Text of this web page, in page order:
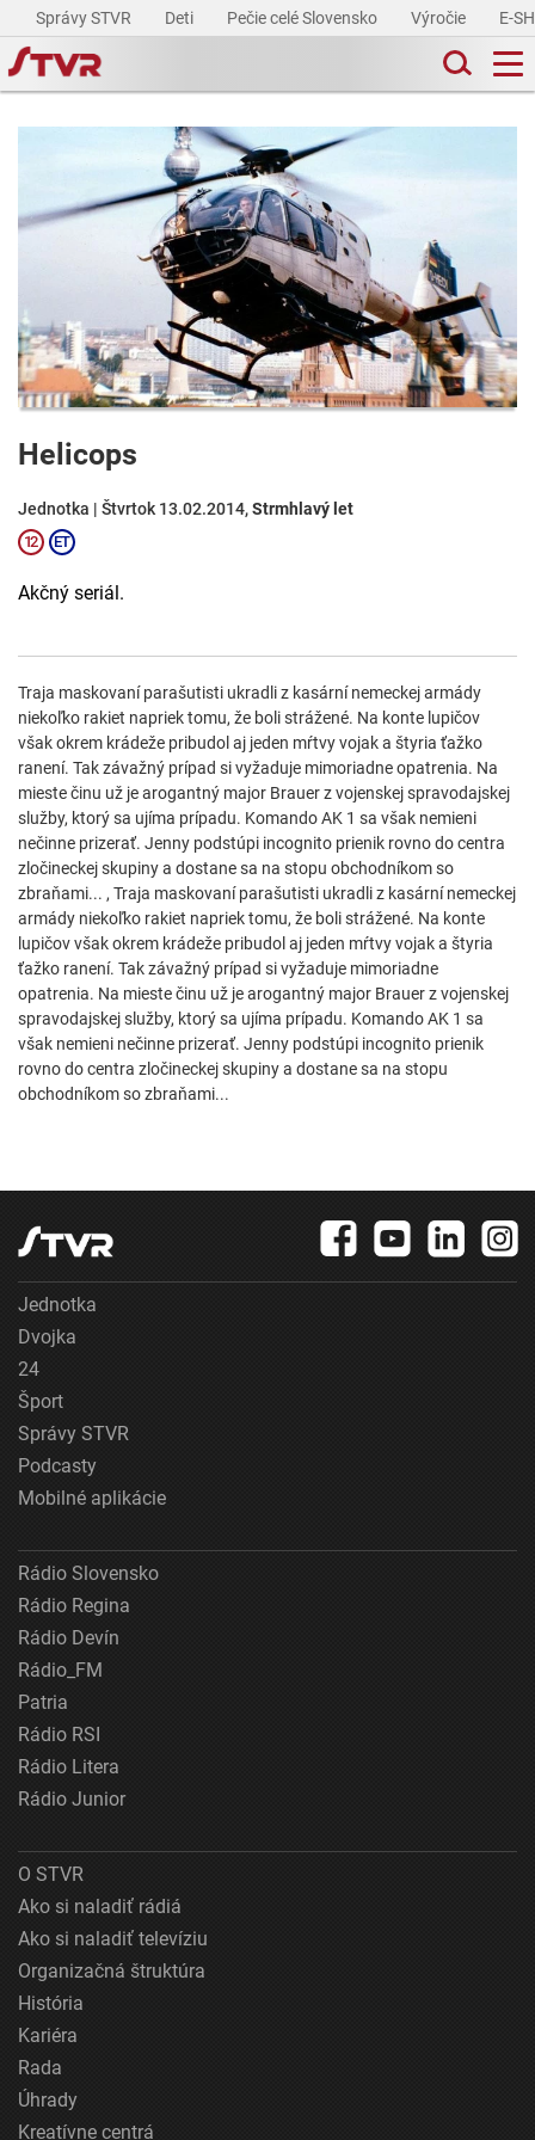
Správy STVR Deti Pečie celé Slovensko Výročie E-
Helicops
Jednotka | Štvrtok 13.02.2014,Strmhlavý let
Akčný seriál.
Traja maskovaní parašutisti ukradli z kasární nemeckej armády
niekoľko rakiet napriek tomu, že boli strážené. Na konte lupičov
však okrem krádeže pribudol aj jeden mŕtvy vojak a štyria ťažko
ranení. Tak závažný prípad si vyžaduje mimoriadne opatrenia. Na
mieste činu už je arogantný major Brauer z vojenskej spravodajskej
služby, ktorý sa ujíma prípadu. Komando AK 1 sa však nemieni
nečinne prizerať. Jenny podstúpi incognito prienik rovno do centra
zločineckej skupiny a dostane sa na stopu obchodníkom so
zbraňami... , Traja maskovaní parašutisti ukradli z kasární nemeckej
armády niekoľko rakiet napriek tomu, že boli strážené. Na konte
lupičov však okrem krádeže pribudol aj jeden mŕtvy vojak a štyria
ťažko ranení. Tak závažný prípad si vyžaduje mimoriadne
opatrenia. Na mieste činu už je arogantný major Brauer z vojenskej
spravodajskej služby, ktorý sa ujíma prípadu. Komando AK 1 sa
však nemieni nečinne prizerať. Jenny podstúpi incognito prienik
rovno do centra zločineckej skupiny a dostane sa na stopu
obchodníkom so zbraňami...
Jednotka
Dvojka
24
Šport
Správy STVR
Podcasty
Mobilné aplikácie
Rádio Slovensko
Rádio Regina
Rádio Devín
Rádio_FM
Patria
Rádio RSI
Rádio Litera
Rádio Junior
O STVR
Ako si naladiť rádiá
Ako si naladiť televíziu
Organizačná štruktúra
História
Kariéra
Rada
Úhrady
Kreatívne centrá